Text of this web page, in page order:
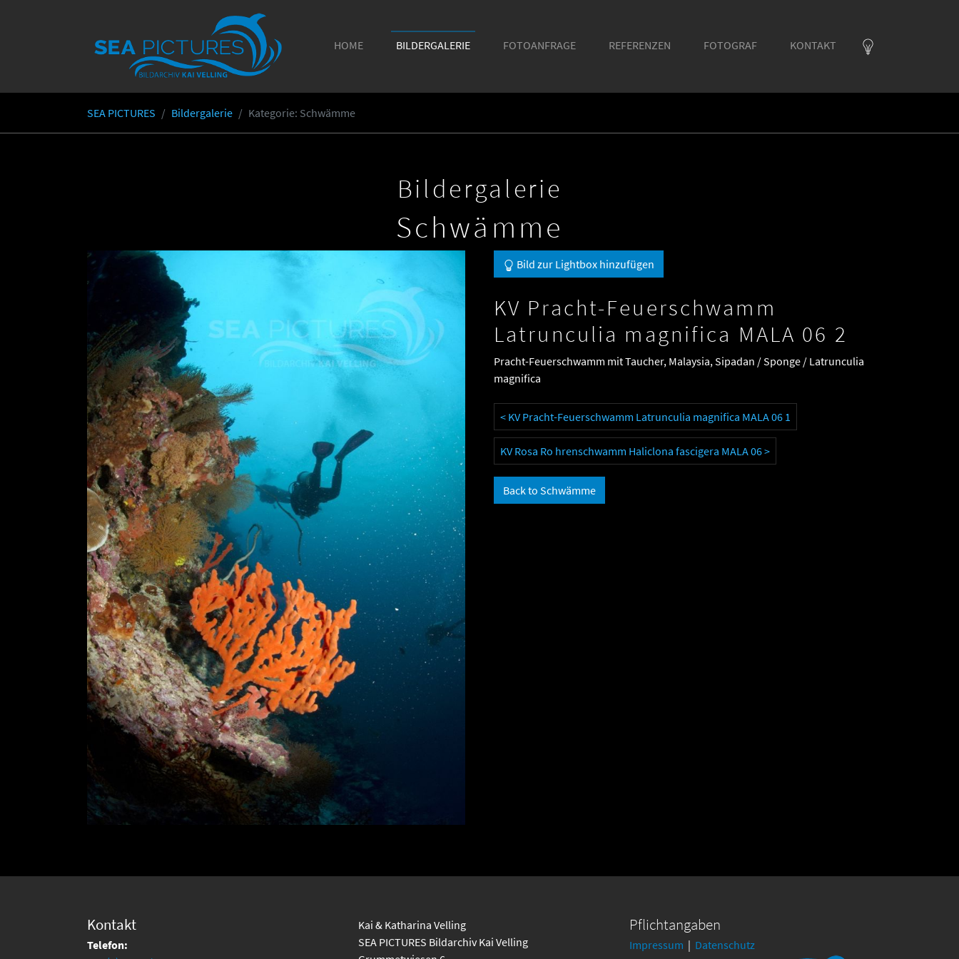
HOME BILDERGALERIE FOTOANFRAGE REFERENZEN FOTOGRAF KONTAKT
You are here:
SEA PICTURES Bildergalerie Kategorie: Schwämme
Bildergalerie
Schwämme
Bild zur Lightbox hinzufügen
KV Pracht-Feuerschwamm
Latrunculia magnifica MALA 06 2
Pracht-Feuerschwamm mit Taucher, Malaysia, Sipadan / Sponge / Latrunculia
magnifica
< KV Pracht-Feuerschwamm Latrunculia magnifica MALA 06 1
KV Rosa Ro hrenschwamm Haliclona fascigera MALA 06 >
Back to Schwämme
Kontakt
Telefon:
Kai & Katharina Velling
SEA PICTURES Bildarchiv Kai Velling
Pflichtangaben
Impressum | Datenschutz